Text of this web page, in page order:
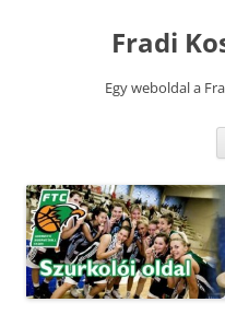
Fradi
Egy weboldal a